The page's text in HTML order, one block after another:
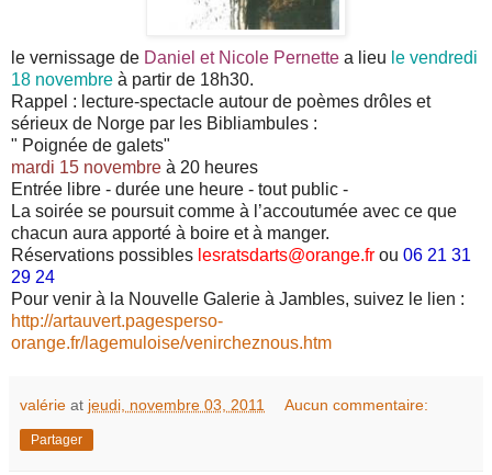
le vernissage de Daniel et Nicole Pernette a lieu le vendredi
18 novembre à partir de 18h30.
Rappel : lecture-spectacle autour de poèmes drôles et
sérieux de Norge par les Bibliambules :
" Poignée de galets"
mardi 15 novembre à 20 heures
Entrée libre - durée une heure - tout public -
La soirée se poursuit comme à l’accoutumée avec ce que
chacun aura apporté à boire et à manger.
Réservations possibles lesratsdarts@orange.fr ou 06 21 31
29 24
Pour venir à la Nouvelle Galerie à Jambles, suivez le lien :
http://artauvert.pagesperso-
orange.fr/lagemuloise/venircheznous.htm
valérie at jeudi, novembre 03, 2011 Aucun commentaire:
Partager